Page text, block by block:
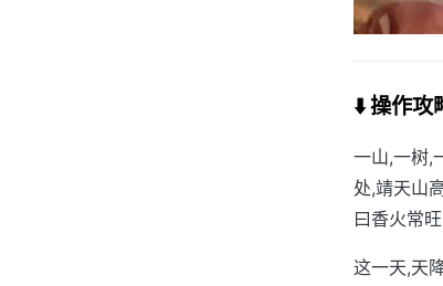
⬇️ 操作攻
一山,一树,
处,靖天山
曰香火常
这一天,天